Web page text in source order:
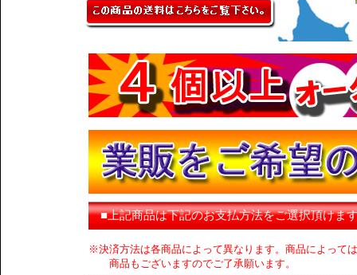
■上記商品は下記のお支払方法をご選択頂けま
※決済方法は各商品によって異なります。商品によって
商品もございますのでご了承願います。